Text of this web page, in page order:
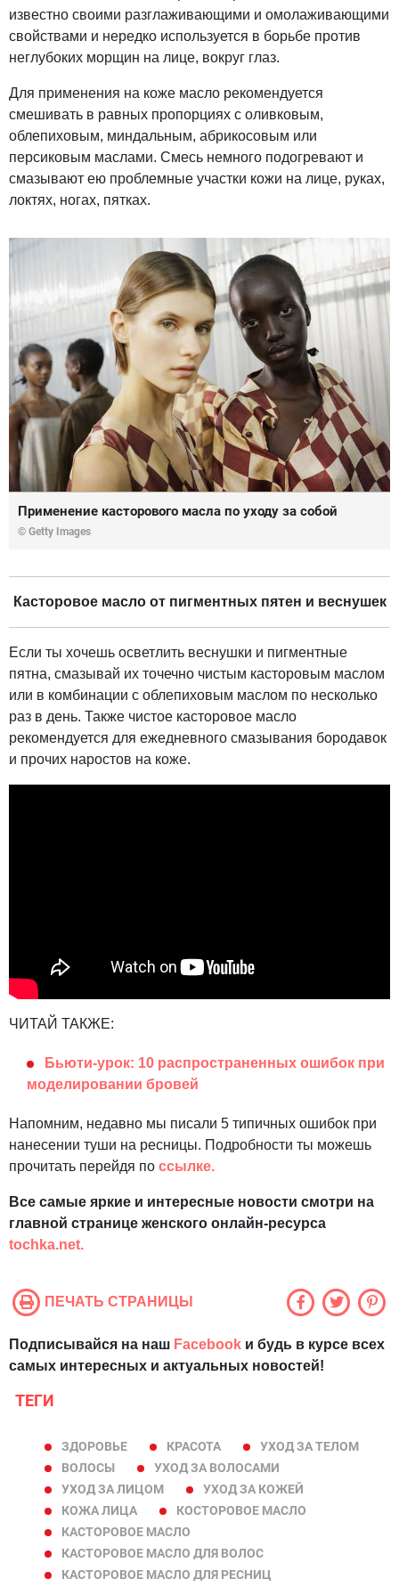
известно своими разглаживающими и омолаживающими
свойствами и нередко используется в борьбе против
неглубоких морщин на лице, вокруг глаз.
Для применения на коже масло рекомендуется
смешивать в равных пропорциях с оливковым,
облепиховым, миндальным, абрикосовым или
персиковым маслами. Смесь немного подогревают и
смазывают ею проблемные участки кожи на лице, руках,
локтях, ногах, пятках.
Применение касторового масла по уходу за собой
© Getty Images
Касторовое масло от пигментных пятен и веснушек
Если ты хочешь осветлить веснушки и пигментные
пятна, смазывай их точечно чистым касторовым маслом
или в комбинации с облепиховым маслом по несколько
раз в день. Также чистое касторовое масло
рекомендуется для ежедневного смазывания бородавок
и прочих наростов на коже.
ЧИТАЙ ТАКЖЕ:
Бьюти-урок: 10 распространенных ошибок при
моделировании бровей
Напомним, недавно мы писали 5 типичных ошибок при
нанесении туши на ресницы. Подробности ты можешь
прочитать перейдя по ссылке.
Все самые яркие и интересные новости смотри на
главной странице женского онлайн-ресурса
tochka.net.
ПЕЧАТЬ СТРАНИЦЫ
Подписывайся на наш Facebook и будь в курсе всех
самых интересных и актуальных новостей!
ТЕГИ
ЗДОРОВЬЕ КРАСОТА
УХОД ЗА ТЕЛОМ
ВОЛОСЫ
УХОД ЗА ВОЛОСАМИ
УХОД ЗА ЛИЦОМ
УХОД ЗА КОЖЕЙ
КОЖА ЛИЦА
КОСТОРОВОЕ МАСЛО
КАСТОРОВОЕ МАСЛО
КАСТОРОВОЕ МАСЛО ДЛЯ ВОЛОС
КАСТОРОВОЕ МАСЛО ДЛЯ РЕСНИЦ